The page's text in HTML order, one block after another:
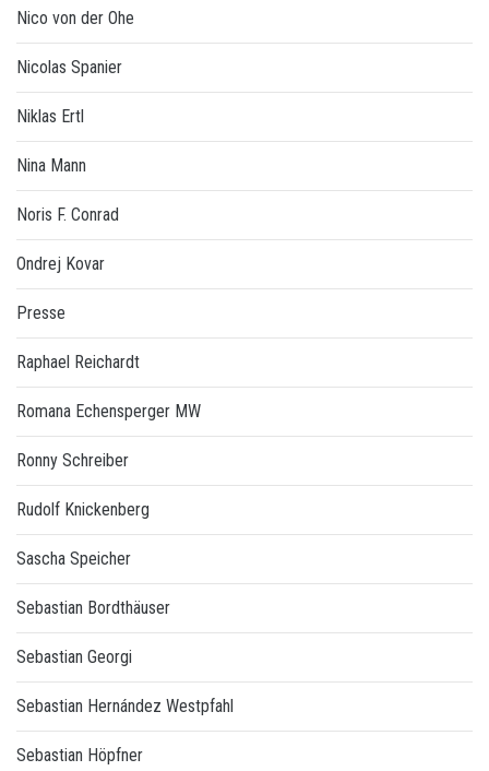
Nico von der Ohe
Nicolas Spanier
Niklas Ertl
Nina Mann
Noris F. Conrad
Ondrej Kovar
Presse
Raphael Reichardt
Romana Echensperger MW
Ronny Schreiber
Rudolf Knickenberg
Sascha Speicher
Sebastian Bordthäuser
Sebastian Georgi
Sebastian Hernández Westpfahl
Sebastian Höpfner